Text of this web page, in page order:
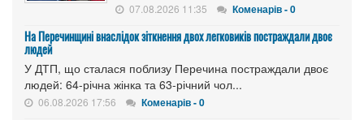
07.08.2026 11:35 Коменарів - 0
На Перечинщині внаслідок зіткнення двох легковиків постраждали двоє
людей
У ДТП, що сталася поблизу Перечина постраждали двоє
людей: 64-річна жінка та 63-річний чол...
06.08.2026 17:56 Коменарів - 0